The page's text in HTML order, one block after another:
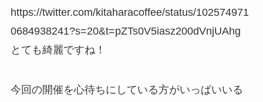
https://twitter.com/kitaharacoffee/status/102574971
0684938241?s=20&t=pZTs0V5iasz200dVnjUAhg
とても綺麗ですね！
今回の開催を心待ちにしている方がいっぱいいる